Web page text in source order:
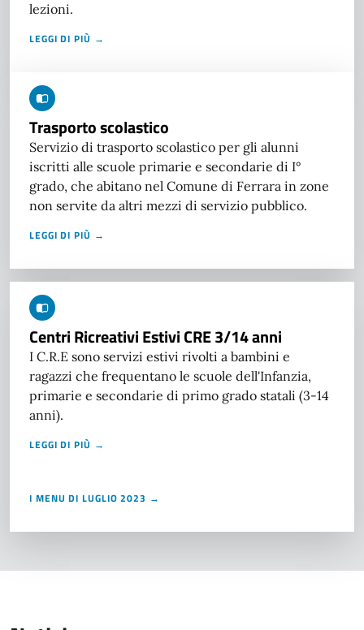
lezioni.
LEGGI DI PIÙ →
Trasporto scolastico
Servizio di trasporto scolastico per gli alunni
iscritti alle scuole primarie e secondarie di I°
grado, che abitano nel Comune di Ferrara in zone
non servite da altri mezzi di servizio pubblico.
LEGGI DI PIÙ →
Centri Ricreativi Estivi CRE 3/14 anni
I C.R.E sono servizi estivi rivolti a bambini e
ragazzi che frequentano le scuole dell'Infanzia,
primarie e secondarie di primo grado statali (3-14
anni).
LEGGI DI PIÙ →
I MENU DI LUGLIO 2023 →